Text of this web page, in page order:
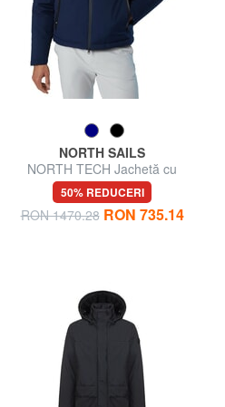
NORTH SAILS
NORTH TECH Jachetă cu
glugă
50% REDUCERI
RON 1470.28 RON 735.14